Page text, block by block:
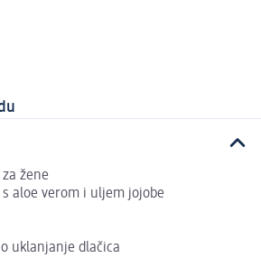
žene
aloe verom i uljem jojobe
uklanjanje dlačica